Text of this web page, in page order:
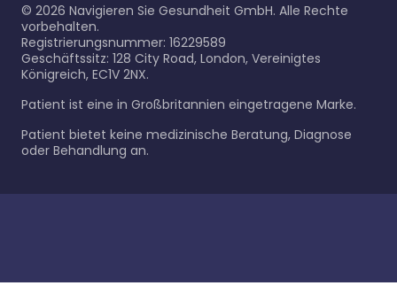
© 2026 Navigieren Sie Gesundheit GmbH. Alle Rechte
vorbehalten.
Registrierungsnummer: 16229589
Geschäftssitz: 128 City Road, London, Vereinigtes
Königreich, EC1V 2NX.
Patient ist eine in Großbritannien eingetragene Marke.
Patient bietet keine medizinische Beratung, Diagnose
oder Behandlung an.